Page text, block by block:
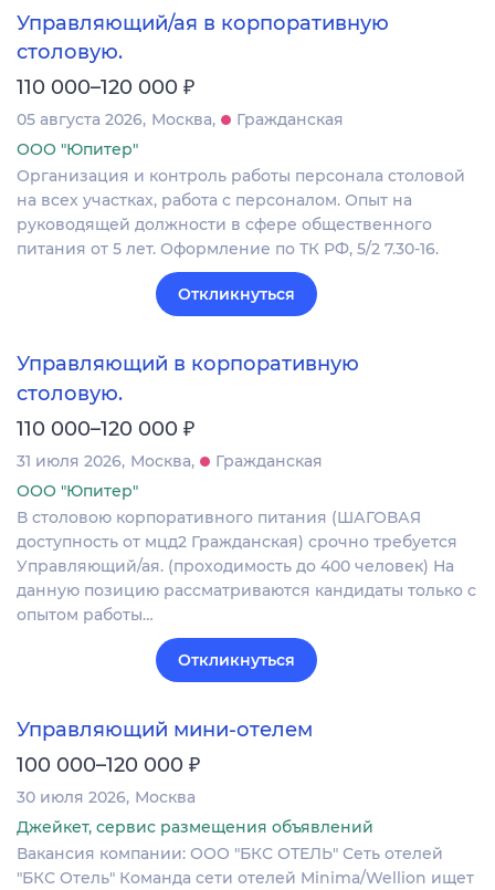
Управляющий/ая в корпоративную
столовую.
110 000–120 000 ₽
05 августа 2026 Москва
Гражданская
ООО "Юпитер"
Организация и контроль работы персонала столовой
на всех участках, работа с персоналом. Опыт на
руководящей должности в сфере общественного
питания от 5 лет. Оформление по ТК РФ, 5/2 7.30-16.
Откликнуться
Управляющий в корпоративную
столовую.
110 000–120 000 ₽
31 июля 2026 Москва
Гражданская
ООО "Юпитер"
В столовою корпоративного питания (ШАГОВАЯ
доступность от мцд2 Гражданская) срочно требуется
Управляющий/ая. (проходимость до 400 человек) На
данную позицию рассматриваются кандидаты только с
опытом работы…
Откликнуться
Управляющий мини-отелем
100 000–120 000 ₽
30 июля 2026 Москва
Джейкет, сервис размещения объявлений
Вакансия компании: ООО "БКС ОТЕЛЬ" Сеть отелей
"БКС Отель" Команда сети отелей Minima/Wellion ищет